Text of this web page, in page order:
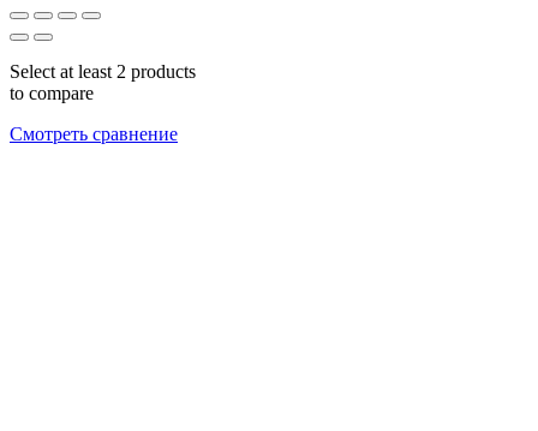
Select at least 2 products
to compare
Смотреть сравнение